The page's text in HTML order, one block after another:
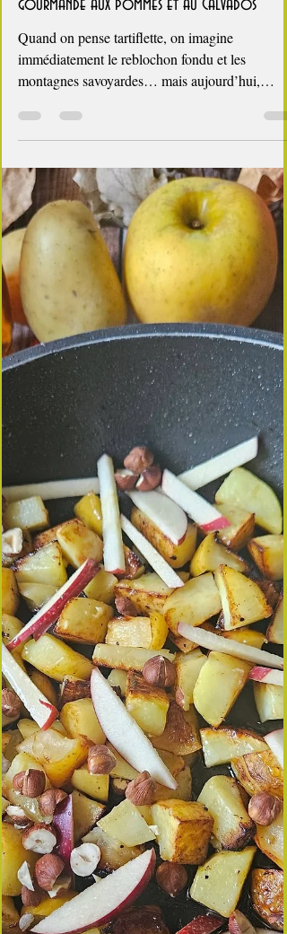
🧀🍏 Tartiflette normande : la version
gourmande aux pommes et au Calvados
Quand on pense tartiflette, on imagine
montagnes savoyardes… mais aujourd’hui,
direction la Normandie ! Cette version
terre dorées , des lardons grillés , une touche de
Calvados , et surtout un camembert au lait cru qui
fond délicieusement à la cuisson. Une recette
réconfortante, parfaite pour un dîner convivial, et
idéale quand on n’a pas de reblochon sous la
main. Et puis… chez nou